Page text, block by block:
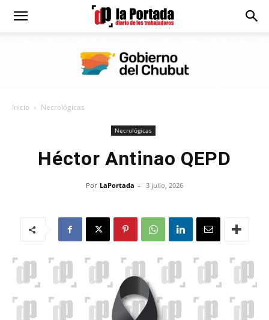
Diario
Inicio Necrológicas
Necrológicas
Héctor Antinao QEPD
Por LaPortada - 3 julio, 2026